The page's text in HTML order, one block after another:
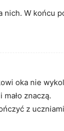
nich. W końcu
oka nie
znaczą.
z